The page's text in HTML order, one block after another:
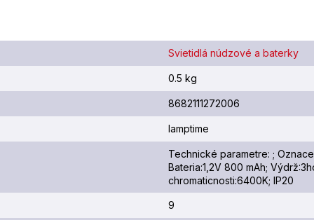
Svietidlá núdzové a baterky
0.5 kg
8682111272006
lamptime
Technické parametre: ;
Bateria:1,2V 800 mAh;
chromaticnosti:6400K; IP20
9